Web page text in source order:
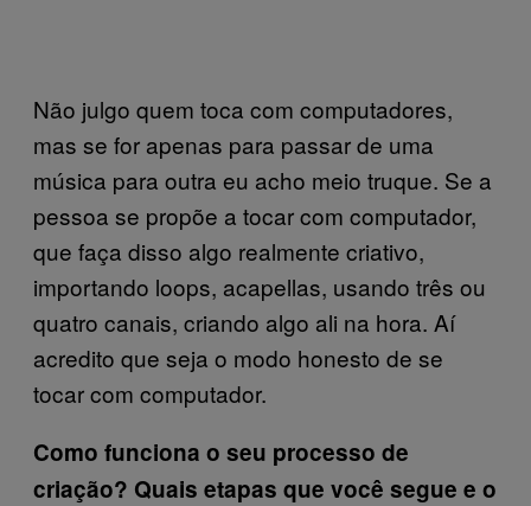
Não julgo quem toca com computadores,
mas se for apenas para passar de uma
música para outra eu acho meio truque. Se a
pessoa se propõe a tocar com computador,
que faça disso algo realmente criativo,
importando loops, acapellas, usando três ou
quatro canais, criando algo ali na hora. Aí
acredito que seja o modo honesto de se
tocar com computador.
Como funciona o seu processo de
criação? Quais etapas que você segue e o